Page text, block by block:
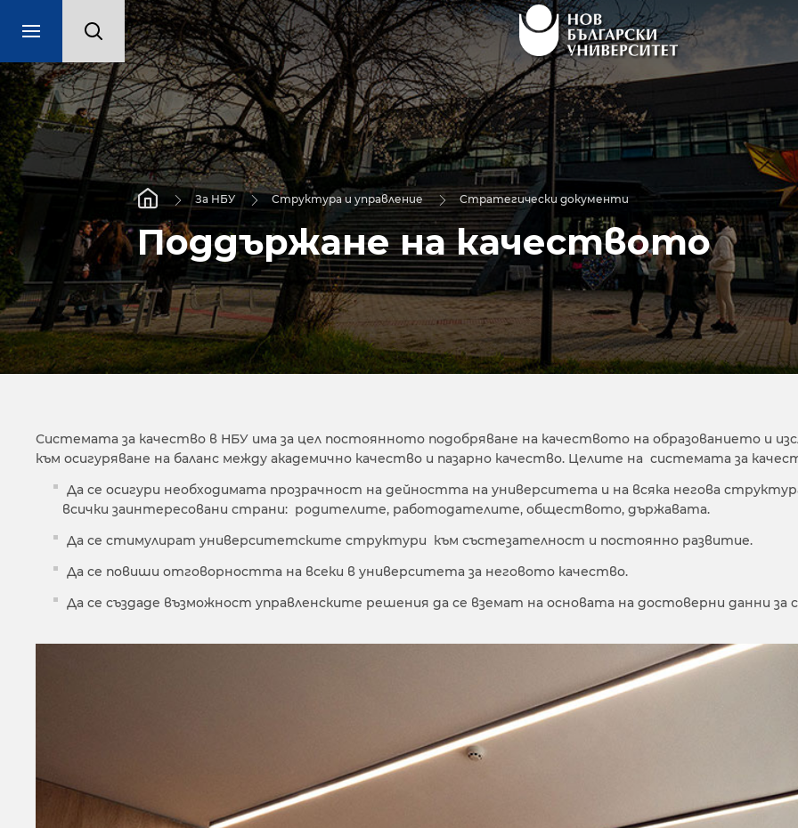
За НБУ Структура и управление Стратегически документи
Поддържане на качеството
Системата за качество в НБУ има за цел постоянното подобряване на качеството на образованието и
към осигуряване на баланс между академично качество и пазарно качество. Целите на системата за
Да се осигури необходимата прозрачност на дейността на университета и на всяка негова
всички заинтересовани страни: родителите, работодателите, обществото, държавата.
Да се стимулират университетските структури към състезателност и постоянно развитие.
Да се повиши отговорността на всеки в университета за неговото качество.
Да се създаде възможност управленските решения да се вземат на основата на достоверни данни